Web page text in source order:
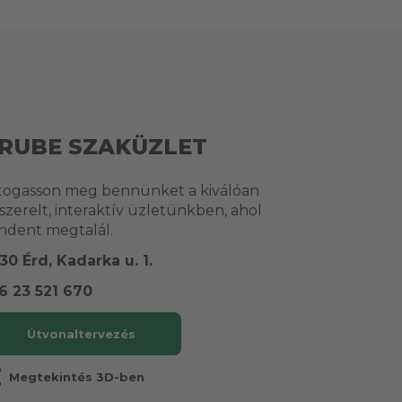
SZAKÜZLET
meg bennünket a kiválóan
interaktív üzletünkben, ahol
megtalál.
Érd, Kadarka u. 1.
23 521 670
Útvonaltervezés
Megtekintés 3D-ben